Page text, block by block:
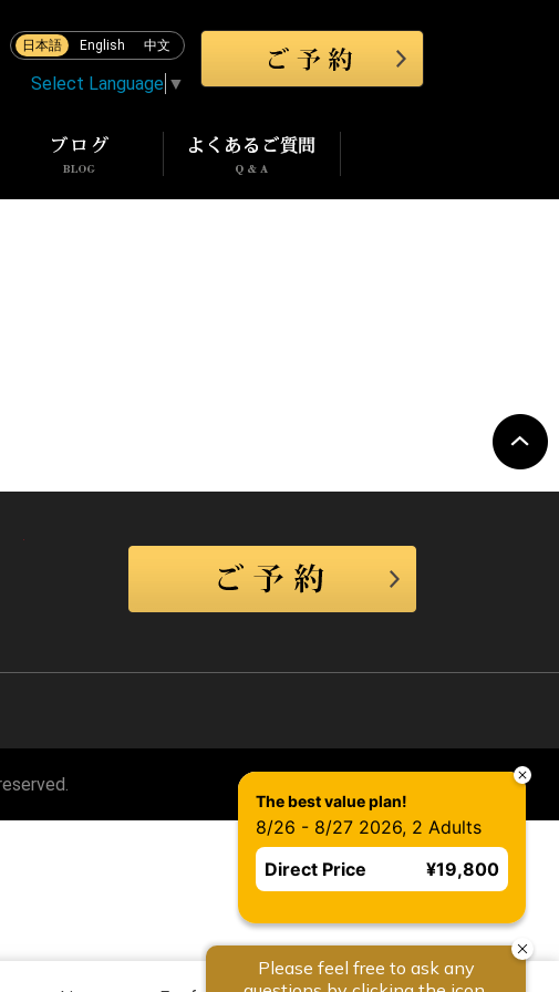
日本語 English 中文
Select Language ▼
The best value plan!
8/26 - 8/27 2026, 2 Adults
Direct Price
¥19,800